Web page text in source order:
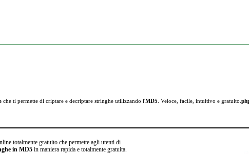
che ti permette di criptare e decriptare stringhe utilizzando l'MD5 . Veloce, facile, intuitivo e gratuito.
totalmente gratuito che permette agli utenti di
in MD5in maniera rapida e totalmente gratuita.